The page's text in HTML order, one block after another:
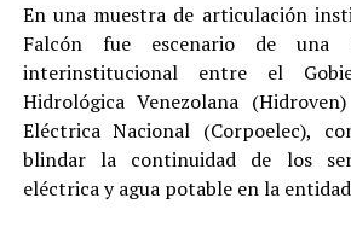
En una muestra de articulación
Falcón fue escenario de una
interinstitucional entre el
Hidrológica Venezolana
Eléctrica Nacional (Corpoelec),
blindar la continuidad de los
eléctrica y agua potable en la